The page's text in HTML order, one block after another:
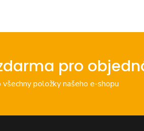
pro
položky našeho e-shopu